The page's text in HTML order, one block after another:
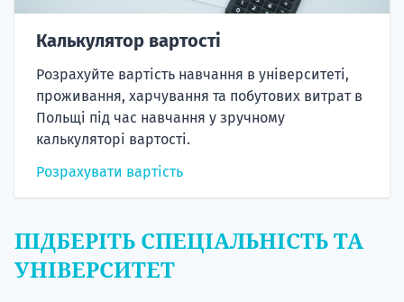
Калькулятор вартості
Розрахуйте вартість навчання в університеті,
проживання, харчування та побутових витрат в
Польщі під час навчання у зручному
калькуляторі вартості.
Розрахувати вартість
ПІДБЕРІТЬ СПЕЦІАЛЬНІСТЬ ТА
УНІВЕРСИТЕТ